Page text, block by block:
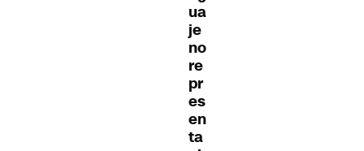
ua
je
no
re
pr
es
en
ta